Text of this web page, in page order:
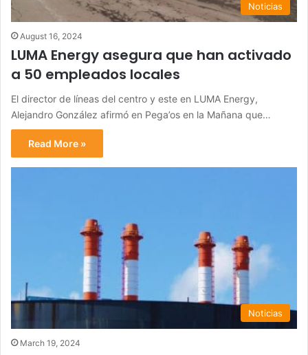
Noticias
August 16, 2024
LUMA Energy asegura que han activado
a 50 empleados locales
El director de líneas del centro y este en LUMA Energy,
Alejandro González afirmó en Pega’os en la Mañana que…
Read More »
Noticias
March 19, 2024